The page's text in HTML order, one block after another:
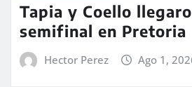
Tapia y Coello
semifinal en Pretoria
Hector Perez Ago 1,